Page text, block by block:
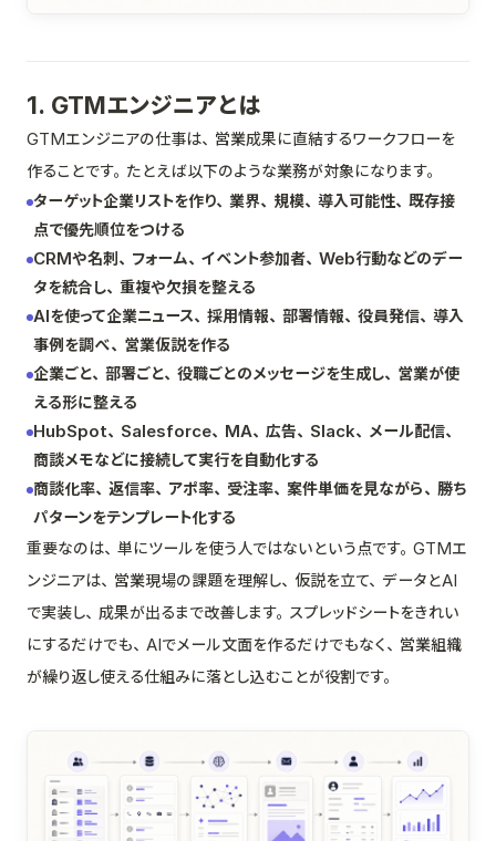
1. GTMエンジニアとは
GTMエンジニアの仕事は、営業成果に直結するワークフローを
作ることです。たとえば以下のような業務が対象になります。
ターゲット企業リストを作り、業界、規模、導入可能性、既存接
点で優先順位をつける
CRMや名刺、フォーム、イベント参加者、Web行動などのデー
タを統合し、重複や欠損を整える
AIを使って企業ニュース、採用情報、部署情報、役員発信、導入
事例を調べ、営業仮説を作る
企業ごと、部署ごと、役職ごとのメッセージを生成し、営業が使
える形に整える
HubSpot、Salesforce、MA、広告、Slack、メール配信、
商談メモなどに接続して実行を自動化する
商談化率、返信率、アポ率、受注率、案件単価を見ながら、勝ち
パターンをテンプレート化する
重要なのは、単にツールを使う人ではないという点です。GTMエ
ンジニアは、営業現場の課題を理解し、仮説を立て、データとAI
で実装し、成果が出るまで改善します。スプレッドシートをきれい
にするだけでも、AIでメール文面を作るだけでもなく、営業組織
が繰り返し使える仕組みに落とし込むことが役割です。